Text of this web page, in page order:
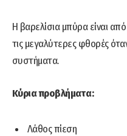
Η βαρελίσια μπύρα είναι
τις μεγαλύτερες φθορές
συστήματα.
Κύρια προβλήματα:
Λάθος πίεση